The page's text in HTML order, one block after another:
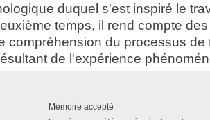
duquel s'est inspiré le
temps, il rend compte
compréhension du processus de
de l'expérience
Mémoire accepté